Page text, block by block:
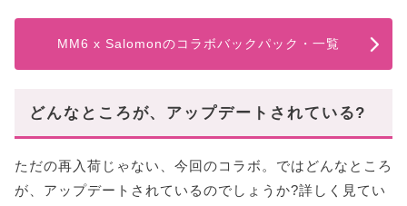
MM6 x Salomonのコラボバックパック・一覧
どんなところが、アップデートされている?
ただの再入荷じゃない、今回のコラボ。ではどんなところ
が、アップデートされているのでしょうか?詳しく見てい